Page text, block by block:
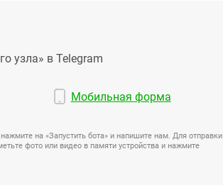
узла» в Telegram
Мобильная форма
на «Запустить бота» и напишите нам. Для отправки
фото или видео в памяти устройства и нажмите